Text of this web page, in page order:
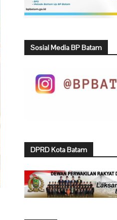
Sosial Media BP Batam
DPRD Kota Batam